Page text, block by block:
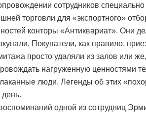
сотрудников
торговли для «экспортного»
конторы «Антиквариат». Они
Покупатели, как правило,
просто удаляли из залов или
нагруженную ценностями
люди. Легенды об этих
день.
одной из сотрудниц